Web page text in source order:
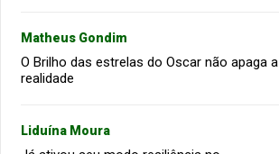
Matheus Gondim
O Brilho das estrelas do Oscar não apaga a
realidade
Liduína Moura